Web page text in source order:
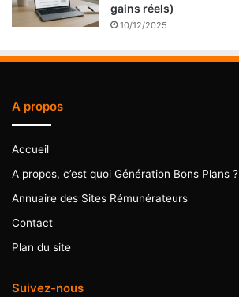
gains réels)
10/12/2025
A propos
Accueil
A propos, c’est quoi Génération Bons Plans ?
Annuaire des Sites Rémunérateurs
Contact
Plan du site
Suivez-nous